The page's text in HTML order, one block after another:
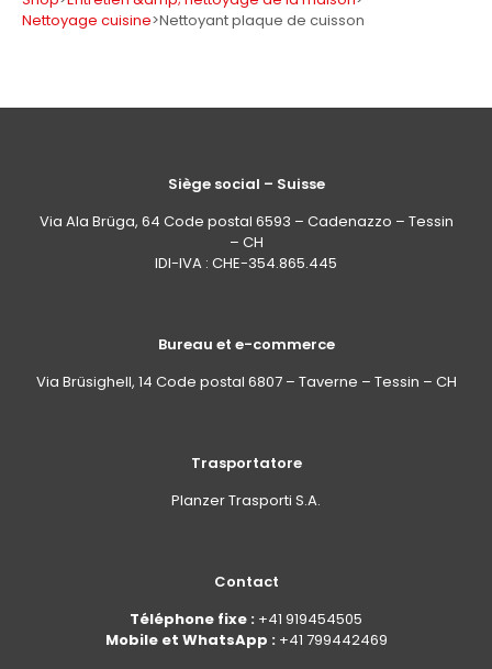
Nettoyage cuisine>Nettoyant plaque de cuisson
Siège social – Suisse
Via Ala Brüga, 64 Code postal 6593 – Cadenazzo – Tessin
– CH
IDI-IVA : CHE-354.865.445
Bureau et e-commerce
Via Brüsighell, 14 Code postal 6807 – Taverne – Tessin – CH
Trasportatore
Planzer Trasporti S.A.
Contact
Téléphone fixe : +41 919454505
Mobile et WhatsApp : +41 799442469